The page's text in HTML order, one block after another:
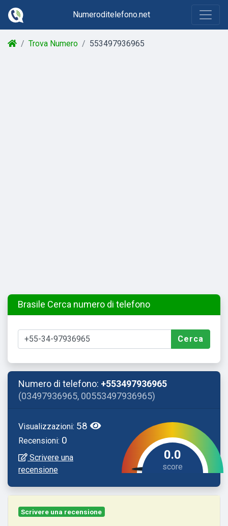
Numeroditelefono.net
Trova Numero 553497936965
Brasile Cerca numero di telefono
Cerca
Numero di telefono: +553497936965
(03497936965, 00553497936965)
Visualizzazioni: 58
Recensioni: 0
Scrivere una
recensione
0.0
Scrivere una recensione